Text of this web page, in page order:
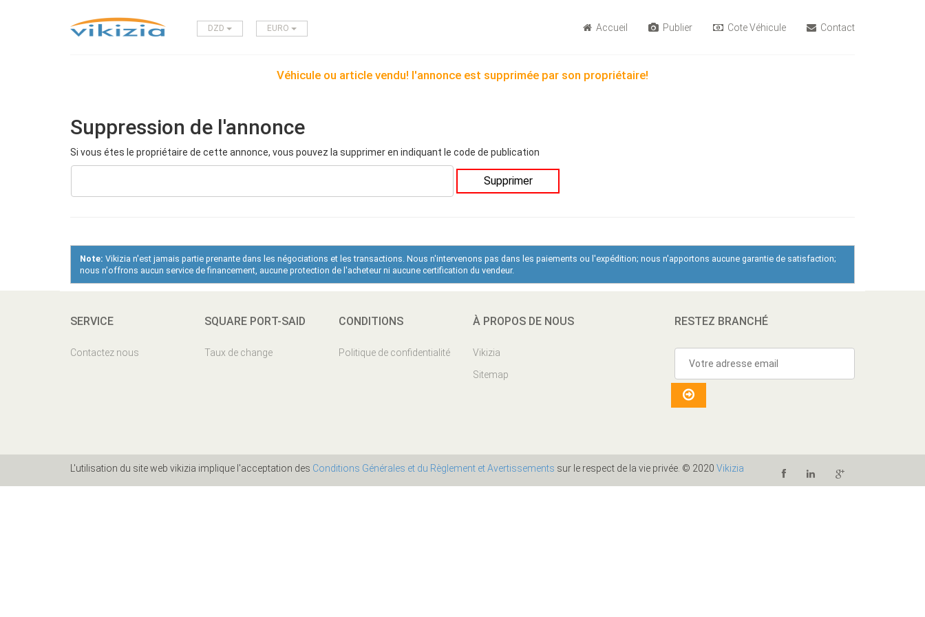
DZD EURO Accueil Publier Cote Véhicule Contact
Véhicule ou article vendu! l'annonce est supprimée par son propriétaire!
Suppression de l'annonce
Si vous étes le propriétaire de cette annonce, vous pouvez la supprimer en indiquant le code de publication
Supprimer
Note: Vikizia n'est jamais partie prenante dans les négociations et les transactions. Nous n'intervenons pas dans les paiements ou l'expédition; nous n'apportons aucune garantie de satisfaction;
nous n'offrons aucun service de financement, aucune protection de l'acheteur ni aucune certification du vendeur.
SERVICE
Contactez nous
SQUARE PORT-SAID
Taux de change
CONDITIONS
Politique de confidentialité
À PROPOS DE NOUS
Vikizia
Sitemap
RESTEZ BRANCHÉ
L'utilisation du site web vikizia implique l'acceptation des Conditions Générales et du Règlement et Avertissements sur le respect de la vie privée. © 2020 Vikizia